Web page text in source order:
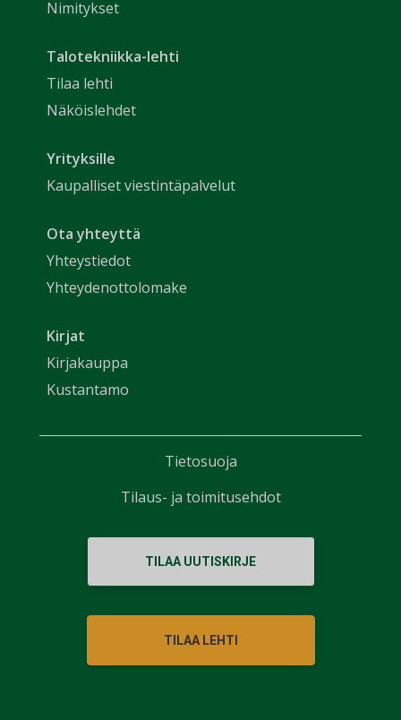
Nimitykset
Talotekniikka-lehti
Tilaa lehti
Näköislehdet
Yrityksille
Kaupalliset viestintäpalvelut
Ota yhteyttä
Yhteystiedot
Yhteydenottolomake
Kirjat
Kirjakauppa
Kustantamo
TILAA UUTISKIRJE
TILAA LEHTI
Tietosuoja
Tilaus- ja toimitusehdot